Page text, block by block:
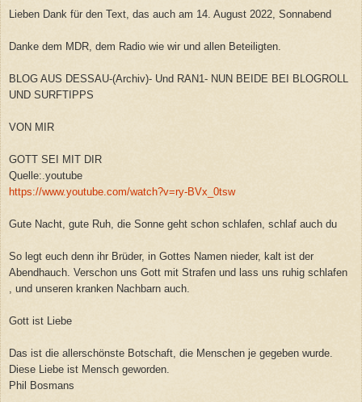
Lieben Dank für den Text, das auch am 14. August 2022, Sonnabend
Danke dem MDR, dem Radio wie wir und allen Beteiligten.
BLOG AUS DESSAU-(Archiv)- Und RAN1- NUN BEIDE BEI BLOGROLL
UND SURFTIPPS
VON MIR
GOTT SEI MIT DIR
Quelle:.youtube
https://www.youtube.com/watch?v=ry-BVx_0tsw
Gute Nacht, gute Ruh, die Sonne geht schon schlafen, schlaf auch du
So legt euch denn ihr Brüder, in Gottes Namen nieder, kalt ist der
Abendhauch. Verschon uns Gott mit Strafen und lass uns ruhig schlafen
, und unseren kranken Nachbarn auch.
Gott ist Liebe
Das ist die allerschönste Botschaft, die Menschen je gegeben wurde.
Diese Liebe ist Mensch geworden.
Phil Bosmans